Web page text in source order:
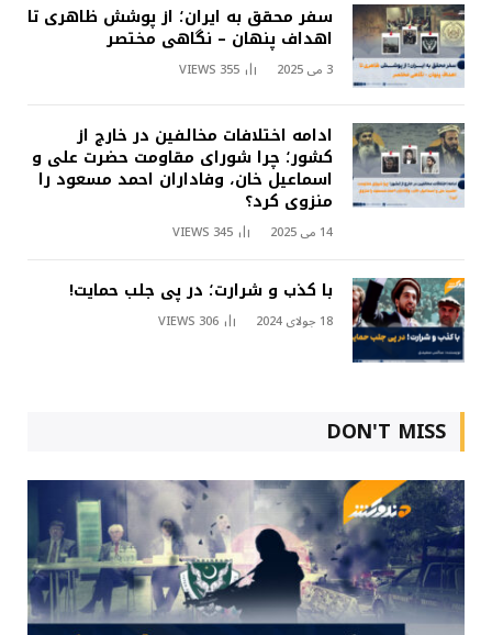
سفر محقق به ایران؛ از پوشش ظاهری تا
اهداف پنهان – نگاهی مختصر
3 می 2025 355
VIEWS
ادامه اختلافات مخالفین در خارج از
کشور؛ چرا شورای مقاومت حضرت علی و
اسماعیل خان، وفاداران احمد مسعود را
منزوی کرد؟
14 می 2025 345
VIEWS
با کذب و شرارت؛ در پی جلب حمایت!
18 جولای 2024 306
VIEWS
DON'T MISS